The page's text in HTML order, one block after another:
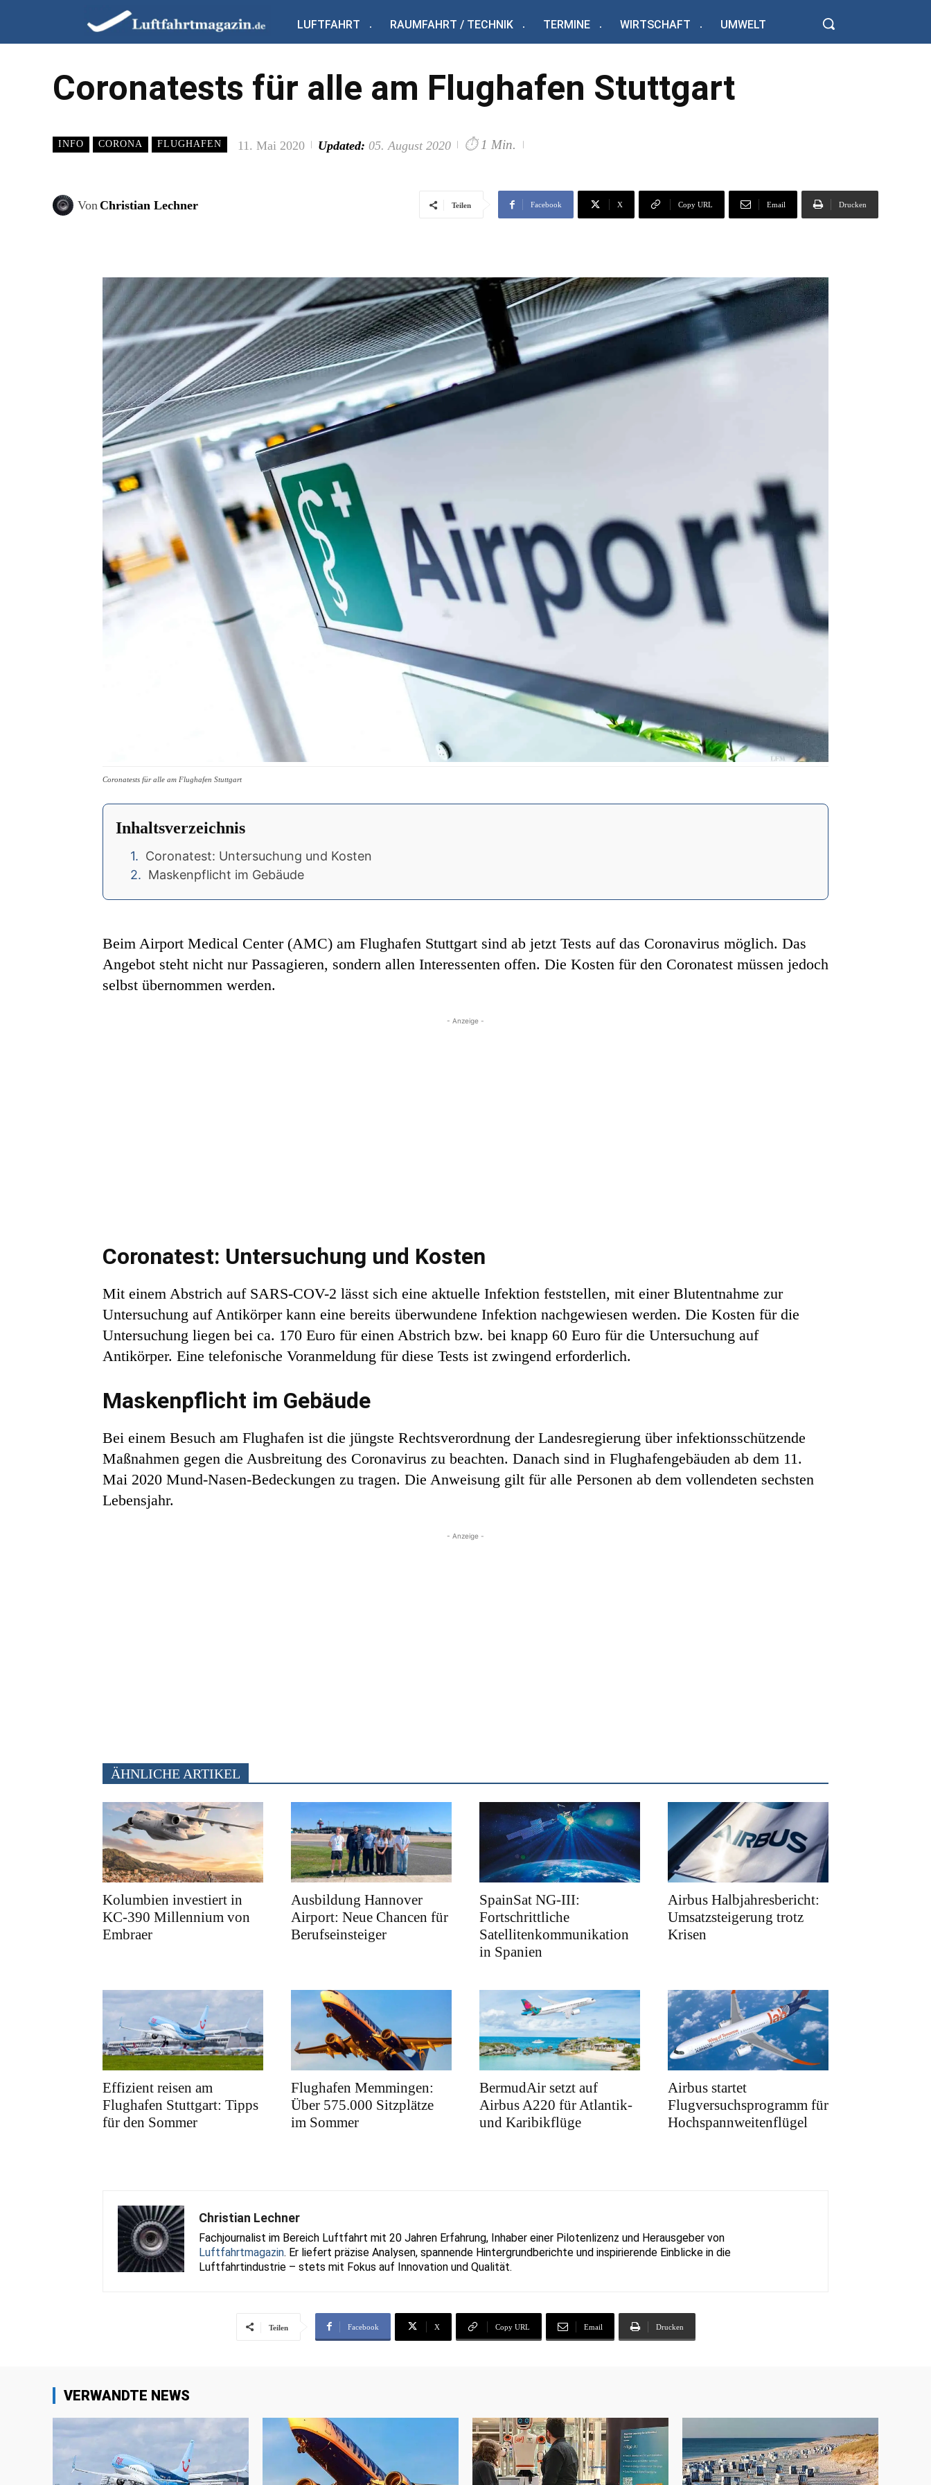
LUFTFAHRT RAUMFAHRT / TECHNIK TERMINE WIRTSCHAFT UMWELT
Coronatests für alle am Flughafen Stuttgart
INFO CORONA FLUGHAFEN 11. Mai 2020 Updated: 05. August 2020 ⏱ 1 Min.
VonChristian Lechner Teilen Facebook X Copy URL Email Drucken
Coronatests für alle am Flughafen Stuttgart
Inhaltsverzeichnis
Coronatest: Untersuchung und Kosten
Maskenpflicht im Gebäude
Beim Airport Medical Center (AMC) am Flughafen Stuttgart sind ab jetzt Tests auf das Coronavirus möglich. Das
Angebot steht nicht nur Passagieren, sondern allen Interessenten offen. Die Kosten für den Coronatest müssen jedoch
selbst übernommen werden.
- Anzeige -
Coronatest: Untersuchung und Kosten
Mit einem Abstrich auf SARS-COV-2 lässt sich eine aktuelle Infektion feststellen, mit einer Blutentnahme zur
Untersuchung auf Antikörper kann eine bereits überwundene Infektion nachgewiesen werden. Die Kosten für die
Untersuchung liegen bei ca. 170 Euro für einen Abstrich bzw. bei knapp 60 Euro für die Untersuchung auf
Antikörper. Eine telefonische Voranmeldung für diese Tests ist zwingend erforderlich.
Maskenpflicht im Gebäude
Bei einem Besuch am Flughafen ist die jüngste Rechtsverordnung der Landesregierung über infektionsschützende
Maßnahmen gegen die Ausbreitung des Coronavirus zu beachten. Danach sind in Flughafengebäuden ab dem 11.
Mai 2020 Mund-Nasen-Bedeckungen zu tragen. Die Anweisung gilt für alle Personen ab dem vollendeten sechsten
Lebensjahr.
- Anzeige -
ÄHNLICHE ARTIKEL
Kolumbien investiert in
KC-390 Millennium von
Embraer
Ausbildung Hannover
Airport: Neue Chancen für
Berufseinsteiger
SpainSat NG-III:
Fortschrittliche
Satellitenkommunikation
in Spanien
Airbus Halbjahresbericht:
Umsatzsteigerung trotz
Krisen
Effizient reisen am
Flughafen Stuttgart: Tipps
für den Sommer
Flughafen Memmingen:
Über 575.000 Sitzplätze
im Sommer
BermudAir setzt auf
Airbus A220 für Atlantik-
und Karibikflüge
Airbus startet
Flugversuchsprogramm für
Hochspannweitenflügel
Christian Lechner
Fachjournalist im Bereich Luftfahrt mit 20 Jahren Erfahrung, Inhaber einer Pilotenlizenz und Herausgeber von
Luftfahrtmagazin. Er liefert präzise Analysen, spannende Hintergrundberichte und inspirierende Einblicke in die
Luftfahrtindustrie – stets mit Fokus auf Innovation und Qualität.
Teilen Facebook X Copy URL Email Drucken
VERWANDTE NEWS